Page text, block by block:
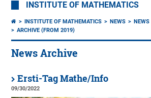
INSTITUTE OF MATHEMATICS
INSTITUTE OF MATHEMATICS NEWS
NEWS
ARCHIVE (FROM 2019)
News Archive
Ersti-Tag Mathe/Info
09/30/2022